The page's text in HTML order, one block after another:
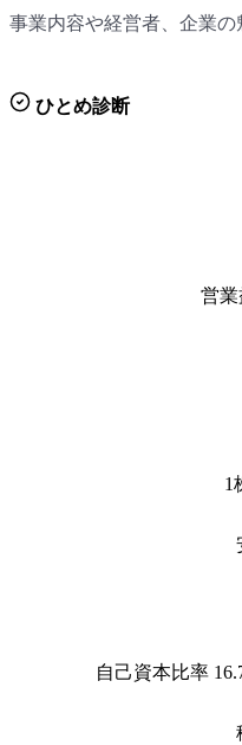
事業内容や経営者、企業
ひとめ診断
営業
1
自己資本比率